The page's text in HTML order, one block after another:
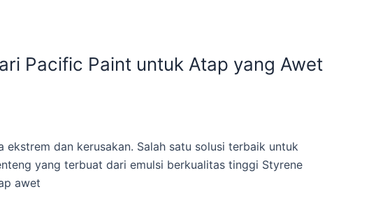
Pacific Paint untuk Atap yang Awet
dan kerusakan. Salah satu solusi terbaik untuk
yang terbuat dari emulsi berkualitas tinggi Styrene
awet